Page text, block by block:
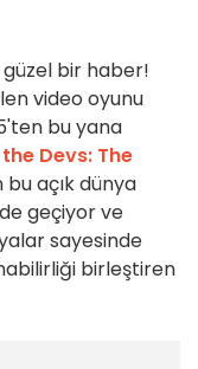
bir haber!
video oyunu
bu yana
Devs: The
bu açık dünya
geçiyor ve
sayesinde
birleştiren